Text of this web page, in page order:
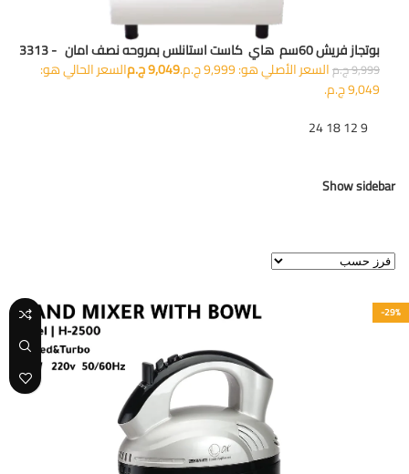
بوتجاز فريش 60سم هاي كاست استانلس بمروحه نصف امان - 3313
9,999ج.مالسعر الأصلي هو: 9,999 ج.م. 9,049ج.مالسعر الحالي هو:
9,049 ج.م.
9
12
18
24
Show sidebar
-29%